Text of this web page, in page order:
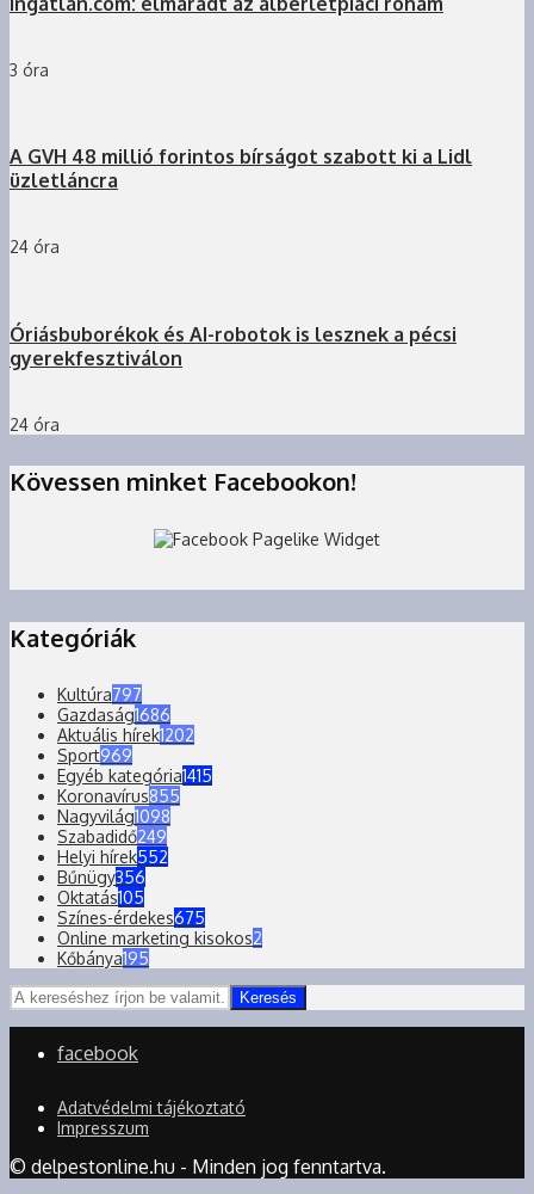
3 óra
A GVH 48 millió forintos bírságot szabott ki a Lidl
üzletláncra
24 óra
Óriásbuborékok és AI-robotok is lesznek a pécsi
gyerekfesztiválon
24 óra
Kövessen minket Facebookon!
Kategóriák
Kultúra797
Gazdaság1686
Aktuális hírek1202
Sport969
Egyéb kategória1415
Koronavírus855
Nagyvilág1098
Szabadidő249
Helyi hírek552
Bűnügy356
Oktatás105
Színes-érdekes675
Online marketing kisokos2
Kőbánya195
Keresés
facebook
Adatvédelmi tájékoztató
Impresszum
© delpestonline.hu - Minden jog fenntartva.